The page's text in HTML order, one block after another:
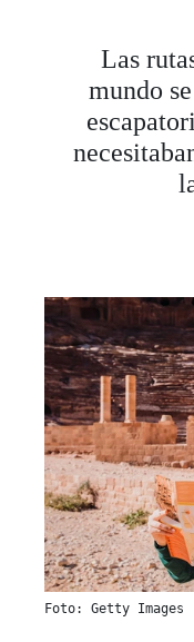
Las
mundo
Foto: Getty Images